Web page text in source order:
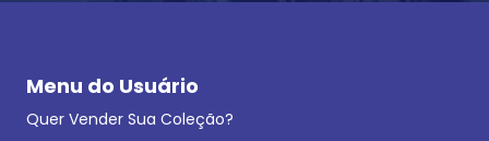
Menu do Usuário
Quer Vender Sua Coleção?